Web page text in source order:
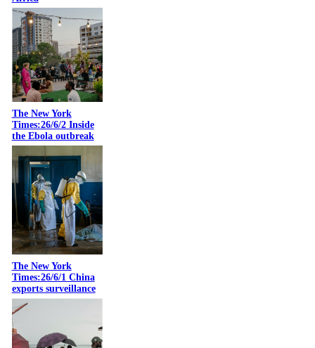
The New York
Times:26/6/2 Inside
the Ebola outbreak
The New York
Times:26/6/1 China
exports surveillance